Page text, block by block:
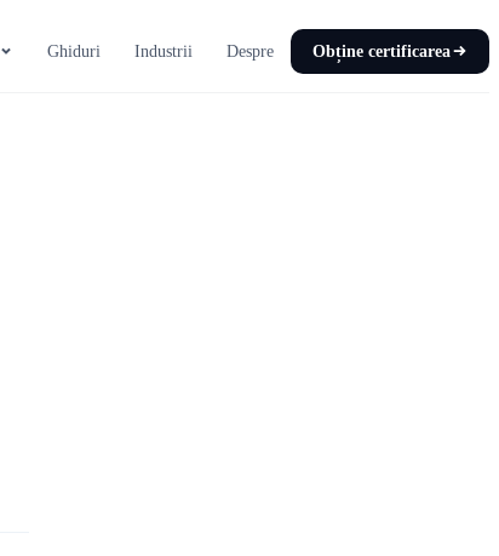
Ghiduri Industrii Despre Obține certificarea